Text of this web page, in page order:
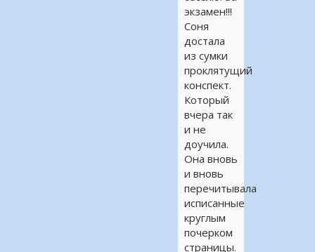
экзамен!!!
Соня
достала
из сумки
проклятущий
конспект.
Который
вчера так
и не
доучила.
Она вновь
и вновь
перечитывала
исписанные
круглым
почерком
страницы.